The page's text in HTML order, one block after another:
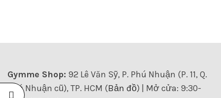
Gymme Shop: 92 Lê Văn Sỹ, P. Phú Nhuận (P. 11, Q.
Phú Nhuận cũ), TP. HCM (Bản đồ) | Mở cửa: 9:30-